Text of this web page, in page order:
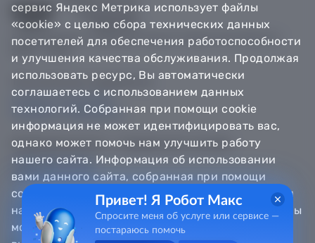
© Департамент информатизации Тюменской области,
Техническая поддержка
Сообщить об ошибке
Направить обращение
Информационно - справочная служба
8 800 100-12-90
8 3452 56-63-30
сервис Яндекс Метрика использует файлы
«cookie» с целью сбора технических данных
посетителей для обеспечения работоспособности
и улучшения качества обслуживания. Продолжая
использовать ресурс, Вы автоматически
соглашаетесь с использованием данных
технологий. Собранная при помощи cookie
информация не может идентифицировать вас,
однако может помочь нам улучшить работу
нашего сайта. Информация об использовании
вами данного сайта, собранная при помощи
cookie, будет передаваться Яндексу и храниться
на сервере Яндекса в Российской Федерации. Вы
можете отказаться от использования «cookie»,
Привет! Я Робот Макс
Спросите меня об услуге или сервисе —
постараюсь помочь